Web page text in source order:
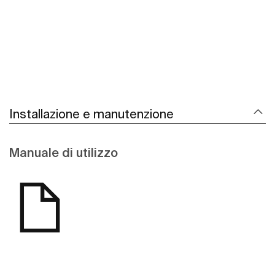
Installazione e manutenzione
Manuale di utilizzo